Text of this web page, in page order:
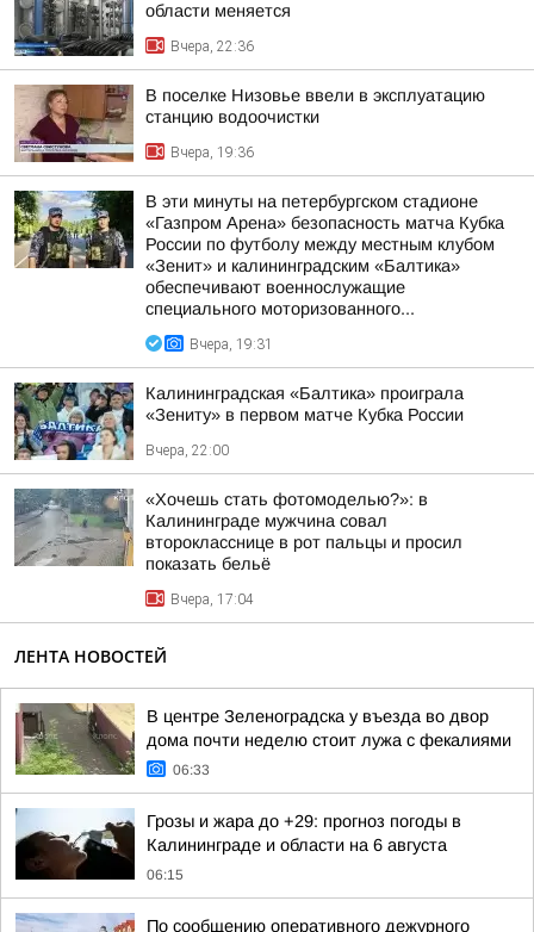
области меняется
Вчера, 22:36
В поселке Низовье ввели в эксплуатацию
станцию водоочистки
Вчера, 19:36
В эти минуты на петербургском стадионе
«Газпром Арена» безопасность матча Кубка
России по футболу между местным клубом
«Зенит» и калининградским «Балтика»
обеспечивают военнослужащие
специального моторизованного...
Вчера, 19:31
Калининградская «Балтика» проиграла
«Зениту» в первом матче Кубка России
Вчера, 22:00
«Хочешь стать фотомоделью?»: в
Калининграде мужчина совал
второкласснице в рот пальцы и просил
показать бельё
Вчера, 17:04
ЛЕНТА НОВОСТЕЙ
В центре Зеленоградска у въезда во двор
дома почти неделю стоит лужа с фекалиями
06:33
Грозы и жара до +29: прогноз погоды в
Калининграде и области на 6 августа
06:15
По сообщению оперативного дежурного